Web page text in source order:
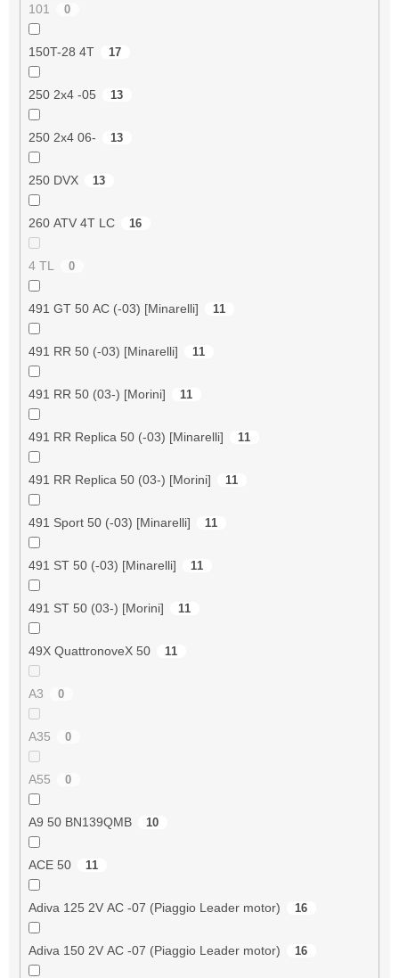
101 0
150T-28 4T 17
250 2x4 -05 13
250 2x4 06- 13
250 DVX 13
260 ATV 4T LC 16
4 TL 0
491 GT 50 AC (-03) [Minarelli] 11
491 RR 50 (-03) [Minarelli] 11
491 RR 50 (03-) [Morini] 11
491 RR Replica 50 (-03) [Minarelli] 11
491 RR Replica 50 (03-) [Morini] 11
491 Sport 50 (-03) [Minarelli] 11
491 ST 50 (-03) [Minarelli] 11
491 ST 50 (03-) [Morini] 11
49X QuattronoveX 50 11
A3 0
A35 0
A55 0
A9 50 BN139QMB 10
ACE 50 11
Adiva 125 2V AC -07 (Piaggio Leader motor) 16
Adiva 150 2V AC -07 (Piaggio Leader motor) 16